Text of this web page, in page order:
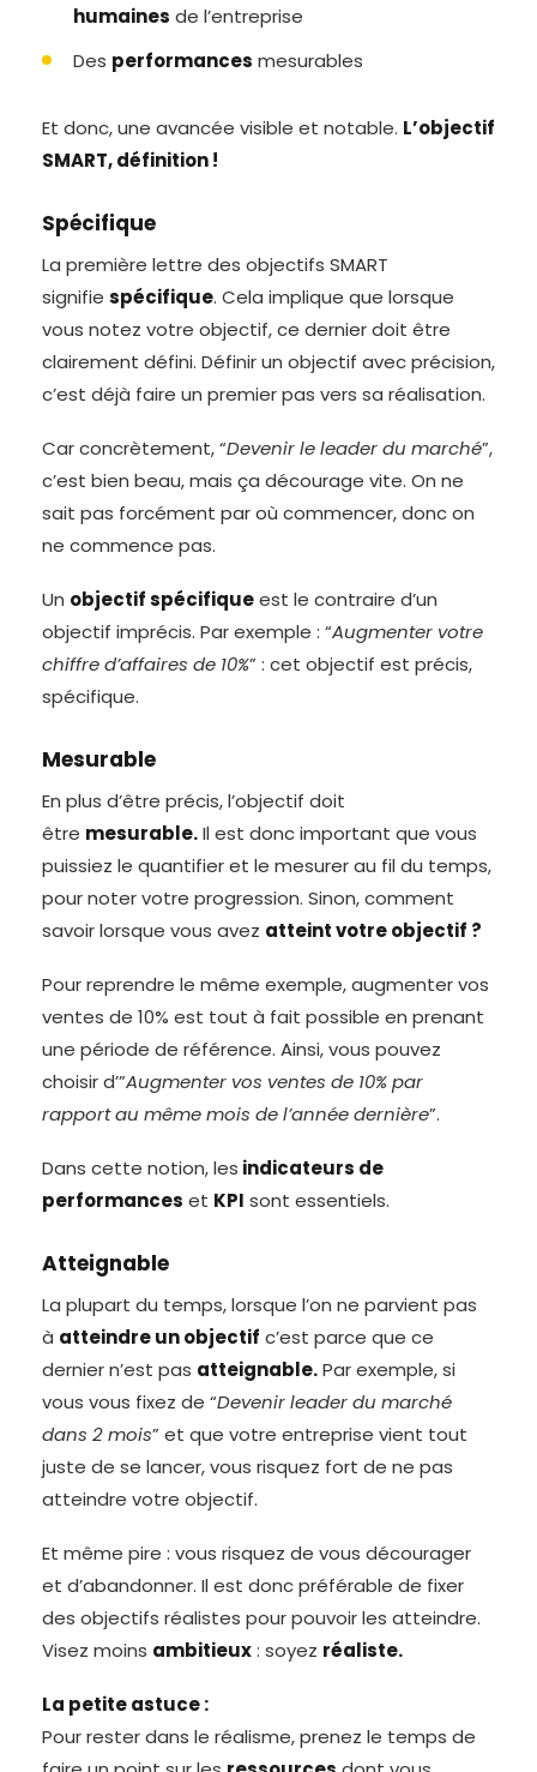
humaines de l’entreprise
Des performances mesurables
Et donc, une avancée visible et notable. L’objectif
SMART, définition !
Spécifique
La première lettre des objectifs SMART
signifie spécifique. Cela implique que lorsque
vous notez votre objectif, ce dernier doit être
clairement défini. Définir un objectif avec précision,
c’est déjà faire un premier pas vers sa réalisation.
Car concrètement, “Devenir le leader du marché”,
c’est bien beau, mais ça décourage vite. On ne
sait pas forcément par où commencer, donc on
ne commence pas.
Un objectif spécifiqueest le contraire d’un
objectif imprécis. Par exemple : “Augmenter votre
chiffre d’affaires de 10%” : cet objectif est précis,
spécifique.
Mesurable
En plus d’être précis, l’objectif doit
être mesurable.Il est donc important que vous
puissiez le quantifier et le mesurer au fil du temps,
pour noter votre progression. Sinon, comment
savoir lorsque vous avez atteint votre objectif ?
Pour reprendre le même exemple, augmenter vos
ventes de 10% est tout à fait possible en prenant
une période de référence. Ainsi, vous pouvez
choisir d’”Augmenter vos ventes de 10% par
rapport au même mois de l’année dernière”.
Dans cette notion, les indicateurs de
performances et KPI sont essentiels.
Atteignable
La plupart du temps, lorsque l’on ne parvient pas
à atteindre un objectif c’est parce que ce
dernier n’est pas atteignable.Par exemple, si
vous vous fixez de “Devenir leader du marché
dans 2 mois” et que votre entreprise vient tout
juste de se lancer, vous risquez fort de ne pas
atteindre votre objectif.
Et même pire : vous risquez de vous décourager
et d’abandonner. Il est donc préférable de fixer
des objectifs réalistes pour pouvoir les atteindre.
Visez moins ambitieux: soyez réaliste.
La petite astuce :
Pour rester dans le réalisme, prenez le temps de